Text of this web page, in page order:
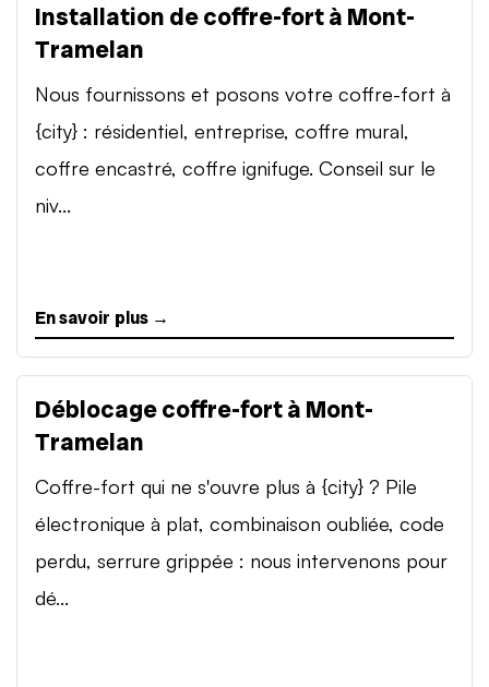
Installation de coffre-fort à Mont-
Tramelan
Nous fournissons et posons votre coffre-fort à
{city} : résidentiel, entreprise, coffre mural,
coffre encastré, coffre ignifuge. Conseil sur le
niv...
En savoir plus →
Déblocage coffre-fort à Mont-
Tramelan
Coffre-fort qui ne s'ouvre plus à {city} ? Pile
électronique à plat, combinaison oubliée, code
perdu, serrure grippée : nous intervenons pour
dé...